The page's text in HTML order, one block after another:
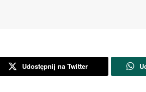
Udostępnij na Twitter